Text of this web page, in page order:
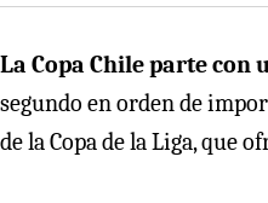
La Copa Chile parte con
segundo en orden de
de la Copa de la Liga, que